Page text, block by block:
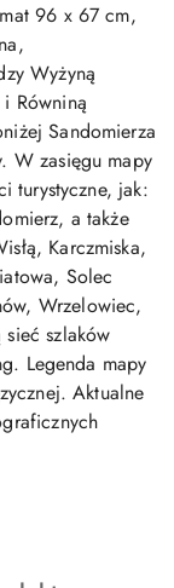
96 x 67 cm,
Wyżyną
Równiną
Sandomierza
W zasięgu mapy
turystyczne, jak:
a także
Karczmiska,
Solec
Wrzelowiec,
szlaków
Legenda mapy
Aktualne